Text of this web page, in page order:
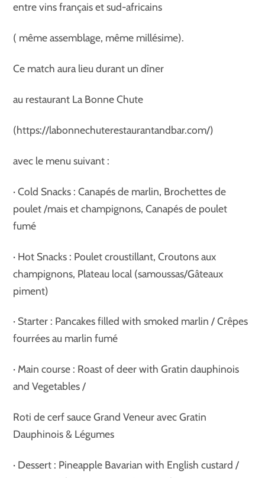
entre vins français et sud-africains
( même assemblage, même millésime).
Ce match aura lieu durant un dîner
au restaurant La Bonne Chute
(https://labonnechuterestaurantandbar.com/)
avec le menu suivant :
· Cold Snacks : Canapés de marlin, Brochettes de
poulet /mais et champignons, Canapés de poulet
fumé
· Hot Snacks : Poulet croustillant, Croutons aux
champignons, Plateau local (samoussas/Gâteaux
piment)
· Starter : Pancakes filled with smoked marlin / Crêpes
fourrées au marlin fumé
· Main course : Roast of deer with Gratin dauphinois
and Vegetables /
Roti de cerf sauce Grand Veneur avec Gratin
Dauphinois & Légumes
· Dessert : Pineapple Bavarian with English custard /